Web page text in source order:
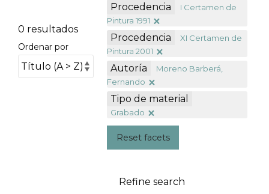
0 resultados
Ordenar por
Procedencia
I Certamen de
Pintura 1991
Procedencia
XI Certamen de
Pintura 2001
Autoría
Moreno Barberá,
Fernando
Tipo de material
Grabado
Reset facets
Refine search